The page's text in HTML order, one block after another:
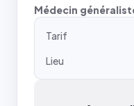
Médecin
Tarif
Lieu